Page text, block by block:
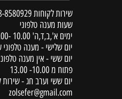
שירות לקוחות 8580929
שעות מענה טלפוני
ימים א',ב,ד,ה' 10.00 -18.00
יום שלישי - מענה טלפוני עד
יום ששי - אין מענה
פתוח מ 10.00- 13.00
יום ששי וערב חג - שירות
zolsefer@gmail.com